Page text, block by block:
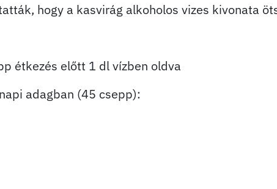
hogy a kasvirág alkoholos vizes kivonata
étkezés előtt 1 dl vízben oldva
adagban (45 csepp):